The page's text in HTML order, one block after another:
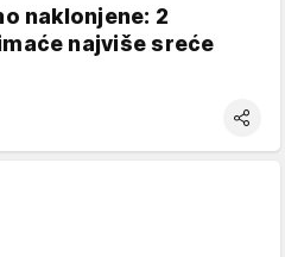
naklonjene: 2
najviše sreće